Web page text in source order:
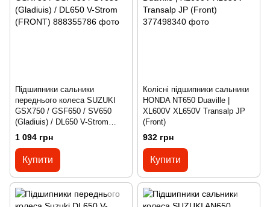
Підшипники сальники
переднього колеса SUZUKI
GSX750 / GSF650 / SV650
(Gladiuis) / DL650 V-Strom
(FRONT)
1 094 грн
Купити
Колісні підшипники сальники
HONDA NT650 Duaville |
XL600V XL650V Transalp JP
(Front)
932 грн
Купити